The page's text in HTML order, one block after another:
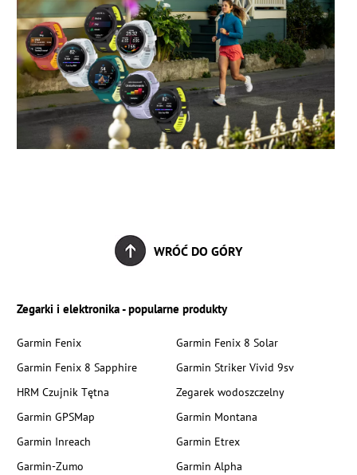
WRÓĆ DO GÓRY
Zegarki i elektronika - popularne produkty
Garmin Fenix
Garmin Fenix 8 Solar
Garmin Fenix 8 Sapphire
Garmin Striker Vivid 9sv
HRM Czujnik Tętna
Zegarek wodoszczelny
Garmin GPSMap
Garmin Montana
Garmin Inreach
Garmin Etrex
Garmin-Zumo
Garmin Alpha